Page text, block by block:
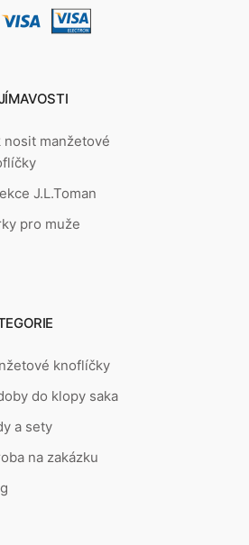
nosit manžetové
J.L.Toman
pro muže
knoflíčky
do klopy saka
a sety
na zakázku